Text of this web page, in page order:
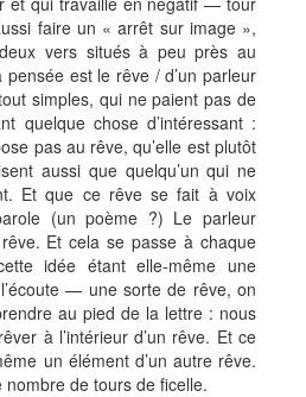
faire un « arrêt sur image »,
vers situés à peu près au
est le rêve / d’un parleur
simples, qui ne paient pas de
quelque chose d’intéressant :
pas au rêve, qu’elle est plutôt
aussi que quelqu’un qui ne
Et que ce rêve se fait à voix
(un poème ?) Le parleur
Et cela se passe à chaque
idée étant elle-même une
— une sorte de rêve, on
au pied de la lettre : nous
à l’intérieur d’un rêve. Et ce
un élément d’un autre rêve.
de tours de ficelle.